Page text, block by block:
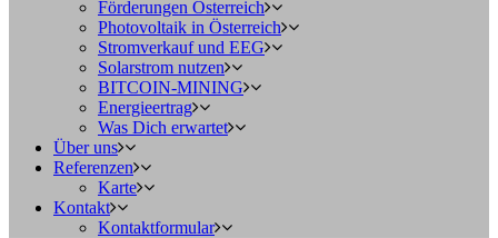
Förderungen Österreich
Photovoltaik in Österreich
Stromverkauf und EEG
Solarstrom nutzen
BITCOIN-MINING
Energieertrag
Was Dich erwartet
Über uns
Referenzen
Karte
Kontakt
Kontaktformular